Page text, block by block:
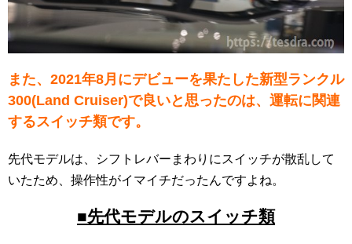
また、2021年8月にデビューを果たした新型ランクル
300(Land Cruiser)で良いと思ったのは、運転に関連
するスイッチ類です。
先代モデルは、シフトレバーまわりにスイッチが散乱して
いたため、操作性がイマイチだったんですよね。
■先代モデルのスイッチ類